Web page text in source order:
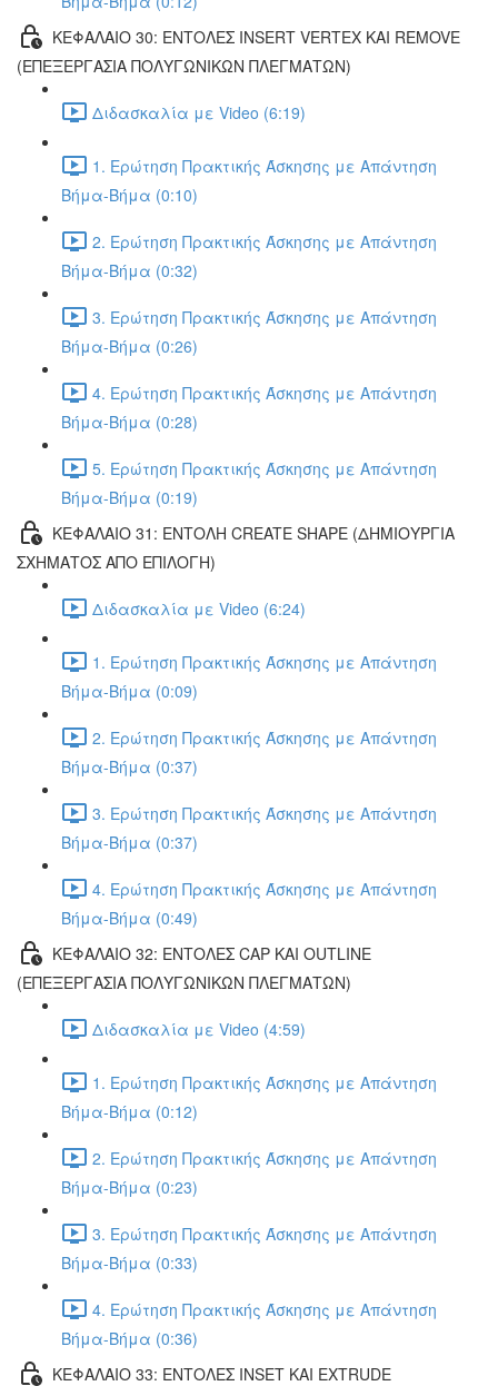
ΚΕΦΑΛΑΙΟ 30: ΕΝΤΟΛΕΣ INSERT VERTEX ΚΑΙ REMOVE
(ΕΠΕΞΕΡΓΑΣΙΑ ΠΟΛΥΓΩΝΙΚΩΝ ΠΛΕΓΜΑΤΩΝ)
Διδασκαλία με Video (6:19)
1. Ερώτηση Πρακτικής Άσκησης με Απάντηση
Βήμα-Βήμα (0:10)
2. Ερώτηση Πρακτικής Άσκησης με Απάντηση
Βήμα-Βήμα (0:32)
3. Ερώτηση Πρακτικής Άσκησης με Απάντηση
Βήμα-Βήμα (0:26)
4. Ερώτηση Πρακτικής Άσκησης με Απάντηση
Βήμα-Βήμα (0:28)
5. Ερώτηση Πρακτικής Άσκησης με Απάντηση
Βήμα-Βήμα (0:19)
ΚΕΦΑΛΑΙΟ 31: ΕΝΤΟΛΗ CREATE SHAPE (ΔΗΜΙΟΥΡΓΙΑ
ΣΧΗΜΑΤΟΣ ΑΠΟ ΕΠΙΛΟΓΗ)
Διδασκαλία με Video (6:24)
1. Ερώτηση Πρακτικής Άσκησης με Απάντηση
Βήμα-Βήμα (0:09)
2. Ερώτηση Πρακτικής Άσκησης με Απάντηση
Βήμα-Βήμα (0:37)
3. Ερώτηση Πρακτικής Άσκησης με Απάντηση
Βήμα-Βήμα (0:37)
4. Ερώτηση Πρακτικής Άσκησης με Απάντηση
Βήμα-Βήμα (0:49)
ΚΕΦΑΛΑΙΟ 32: ΕΝΤΟΛΕΣ CAP ΚΑΙ OUTLINE
(ΕΠΕΞΕΡΓΑΣΙΑ ΠΟΛΥΓΩΝΙΚΩΝ ΠΛΕΓΜΑΤΩΝ)
Διδασκαλία με Video (4:59)
1. Ερώτηση Πρακτικής Άσκησης με Απάντηση
Βήμα-Βήμα (0:12)
2. Ερώτηση Πρακτικής Άσκησης με Απάντηση
Βήμα-Βήμα (0:23)
3. Ερώτηση Πρακτικής Άσκησης με Απάντηση
Βήμα-Βήμα (0:33)
4. Ερώτηση Πρακτικής Άσκησης με Απάντηση
Βήμα-Βήμα (0:36)
ΚΕΦΑΛΑΙΟ 33: ΕΝΤΟΛΕΣ INSET ΚΑΙ EXTRUDE